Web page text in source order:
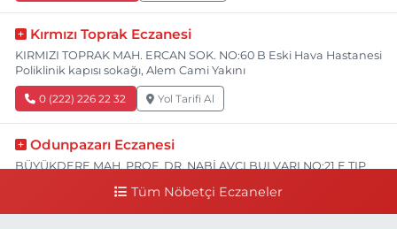
Kırmızı Toprak Eczanesi
KIRMIZI TOPRAK MAH. ERCAN SOK. NO:60 B Eski Hava Hastanesi
Poliklinik kapısı sokağı, Alem Cami Yakını
0 (222) 226 22 32 Yol Tarifi Al
Odunpazarı Eczanesi
BÜYÜKDERE MAH. PROF. DR. NABİ AVCI BULVARI NO:21 E TIP
Tüm Nöbetçi Eczaneler